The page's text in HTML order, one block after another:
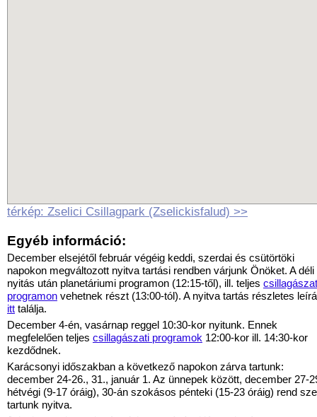
térkép: Zselici Csillagpark (Zselickisfalud) >>
Egyéb információ:
December elsejétől február végéig keddi, szerdai és csütörtöki
napokon megváltozott nyitva tartási rendben várjunk Önöket. A déli
nyitás után planetáriumi programon (12:15-től), ill. teljes
programon vehetnek részt (13:00-tól). A nyitva tartás részletes
itt találja.
December 4-én, vasárnap reggel 10:30-kor nyitunk. Ennek
megfelelően teljes csillagászati programok 12:00-kor ill. 14:30-kor
kezdődnek.
Karácsonyi időszakban a következő napokon zárva tartunk:
december 24-26., 31., január 1. Az ünnepek között, december 27-
hétvégi (9-17 óráig), 30-án szokásos pénteki (15-23 óráig) rend
tartunk nyitva.